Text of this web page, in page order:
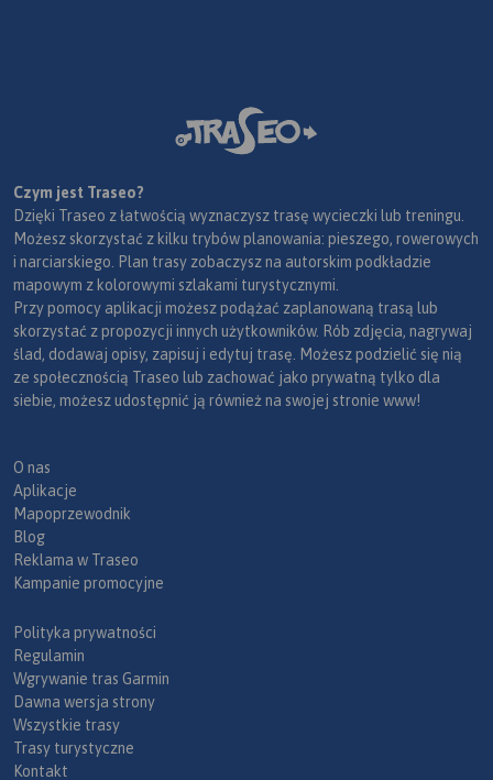
Czym jest Traseo?
Dzięki Traseo z łatwością wyznaczysz trasę wycieczki lub treningu.
Możesz skorzystać z kilku trybów planowania: pieszego, rowerowych
i narciarskiego. Plan trasy zobaczysz na autorskim podkładzie
mapowym z kolorowymi szlakami turystycznymi.
Przy pomocy aplikacji możesz podążać zaplanowaną trasą lub
skorzystać z propozycji innych użytkowników. Rób zdjęcia, nagrywaj
ślad, dodawaj opisy, zapisuj i edytuj trasę. Możesz podzielić się nią
ze społecznością Traseo lub zachować jako prywatną tylko dla
siebie, możesz udostępnić ją również na swojej stronie www!
O nas
Aplikacje
Mapoprzewodnik
Blog
Reklama w Traseo
Kampanie promocyjne
Polityka prywatności
Regulamin
Wgrywanie tras Garmin
Dawna wersja strony
Wszystkie trasy
Trasy turystyczne
Kontakt